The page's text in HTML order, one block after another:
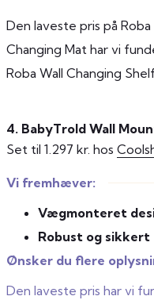
Den laveste pris på
Changing Mat har vi
Roba Wall Changing
4. BabyTrold Wall
Set til 1.297 kr. hos
Vi fremhæver:
Vægmonteret
Robust og sikkert
Ønsker du flere
Den laveste pris har vi